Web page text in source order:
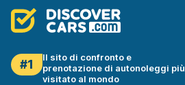
#1
Il sito di confronto e
prenotazione di autonoleggi più
visitato al mondo